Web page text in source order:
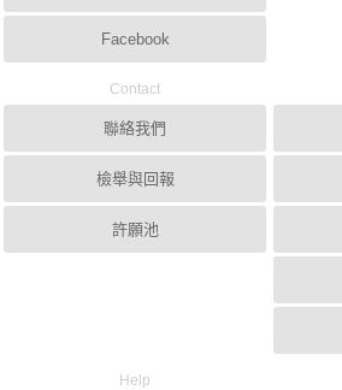
Facebook
Contact
聯絡我們
檢舉與回報
許願池
Help